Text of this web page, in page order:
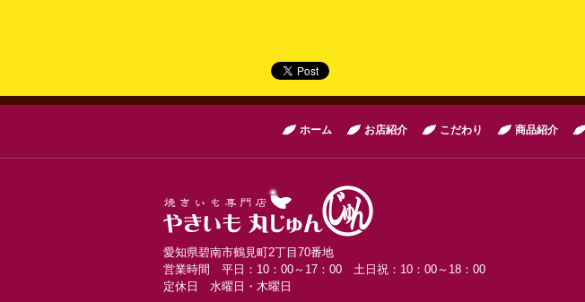
ホーム お店紹介 こだわり 商品紹介
愛知県碧南市鶴見町2丁目70番地
営業時間 平日：10：00～17：00 土日祝：10：00～18：00
定休日 水曜日・木曜日